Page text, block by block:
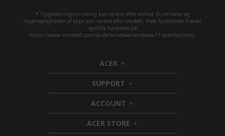
* Opgraderingens timing kan variere efter enhed. Funktioner og
tilgængeligheden af apps kan variere efter område. Visse funktioner kræver
specifik hardware (se
https://www.microsoft.com/da-dk/windows/windows-11-specifications).
ACER h
i
d
d
e
n
SUPPORT h
i
d
e
ACCOUNT h
i
d
ACER STORE h